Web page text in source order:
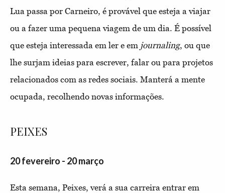
Lua passa por Carneiro, é provável que esteja a viajar
ou a fazer uma pequena viagem de um dia. É possível
que esteja interessada em ler e em journaling, ou que
lhe surjam ideias para escrever, falar ou para projetos
relacionados com as redes sociais. Manterá a mente
ocupada, recolhendo novas informações.
PEIXES
20 fevereiro - 20 março
Esta semana, Peixes, verá a sua carreira entrar em